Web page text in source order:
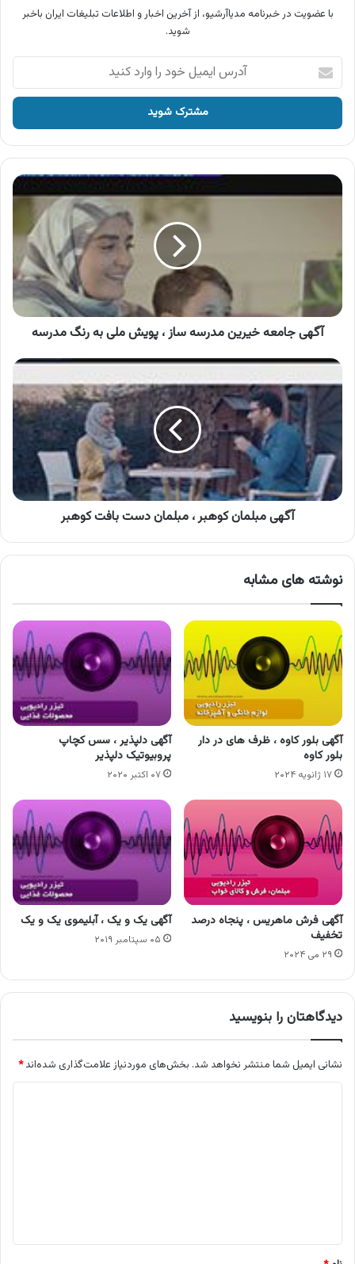
با عضویت در خبرنامه مدیاآرشیو، از آخرین اخبار و اطلاعات تبلیغات ایران باخبر
شوید.
آدرس
ایمیل
خود
وارد
کنید
آگهی
جامعه
ساز
،
پویش
ملی
به
آگهی جامعه خیرین مدرسه ساز ، پویش ملی به رنگ مدرسه
آگهی
مبلمان
کوهبر
دست
بافت
کوهبر
آگهی مبلمان کوهبر ، مبلمان دست بافت کوهبر
نوشته های مشابه
آگهی بلور کاوه ، ظرف های در دار
بلور کاوه
۱۷ ژانویه ۲۰۲۴
آگهی دلپذیر ، سس کچاپ
پروبیوتیک دلپذیر
۰۷ اکتبر ۲۰۲۰
آگهی فرش ماهریس ، پنجاه درصد
تخفیف
۲۹ می ۲۰۲۴
آگهی یک و یک ، آبلیموی یک و یک
۰۵ سپتامبر ۲۰۱۹
دیدگاهتان را بنویسید
نشانی ایمیل شما منتشر نخواهد شد. بخش‌های موردنیاز علامت‌گذاری شده‌اند*